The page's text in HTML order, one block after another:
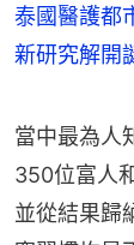
泰國醫護都
新研究解開
當中最為人
350位富人
並從結果歸